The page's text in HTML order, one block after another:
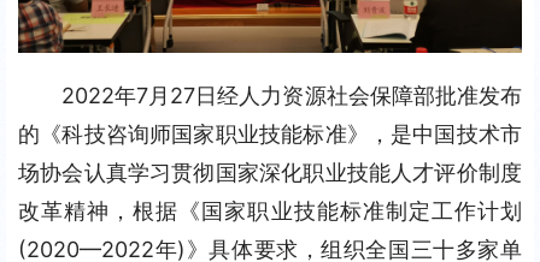
2022年7月27日经人力资源社会保障部批准发布
的《科技咨询师国家职业技能标准》，是中国技术市
场协会认真学习贯彻国家深化职业技能人才评价制度
改革精神，根据《国家职业技能标准制定工作计划
(2020—2022年)》具体要求，组织全国三十多家单